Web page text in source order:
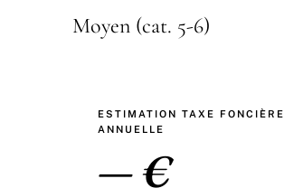
ESTIMATION TAXE FONCIÈRE
ANNUELLE
— €